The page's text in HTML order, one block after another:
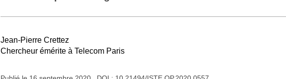
Jean-Pierre Crettez
Chercheur émérite à Telecom Paris